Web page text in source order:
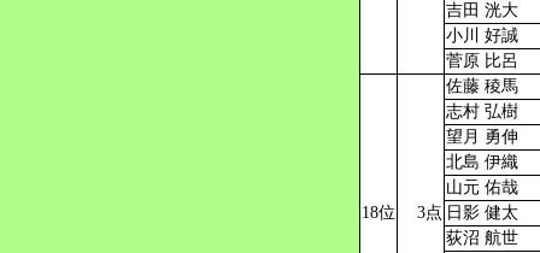
吉田 洸大
小川 好誠
菅原 比呂
18位 3点
佐藤 稜馬
志村 弘樹
望月 勇伸
北島 伊織
山元 佑哉
日影 健太
荻沼 航世